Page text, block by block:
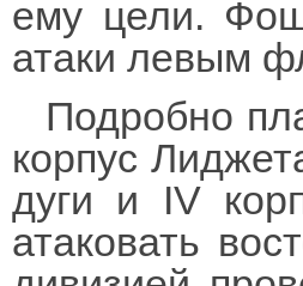
ему цели.
атаки левым
Подробно
корпус
дуги и IV
атаковать